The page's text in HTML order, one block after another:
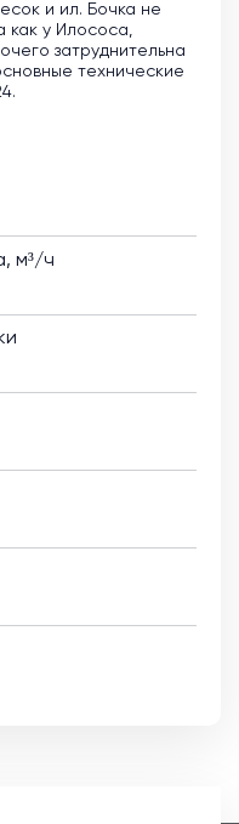
и ил. Бочка не
как у Илососа,
затруднительна
технические
м³/ч